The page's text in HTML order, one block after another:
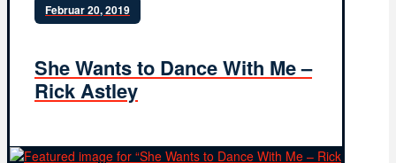
Februar 20, 2019
She Wants to Dance With Me –
Rick Astley